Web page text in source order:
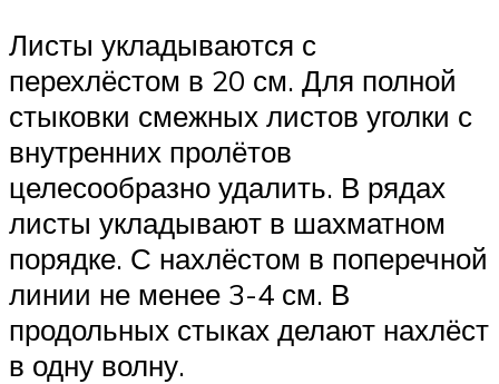
Листы укладываются с
перехлёстом в 20 см. Для полной
стыковки смежных листов уголки с
внутренних пролётов
целесообразно удалить. В рядах
листы укладывают в шахматном
порядке. С нахлёстом в поперечной
линии не менее 3-4 см. В
продольных стыках делают нахлёст
в одну волну.